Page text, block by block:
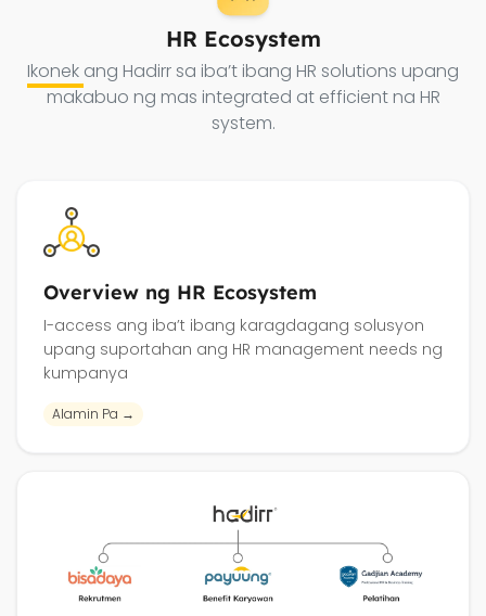
HR Ecosystem
Ikonek ang Hadirr sa iba’t ibang HR solutions upang
makabuo ng mas integrated at efficient na HR
system.
Overview ng HR Ecosystem
I-access ang iba’t ibang karagdagang solusyon
upang suportahan ang HR management needs ng
kumpanya
Alamin Pa →